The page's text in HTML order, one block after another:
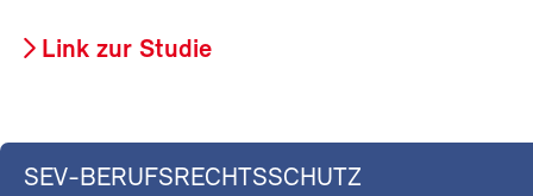
Link zur Studie
SEV-BERUFSRECHTSSCHUTZ